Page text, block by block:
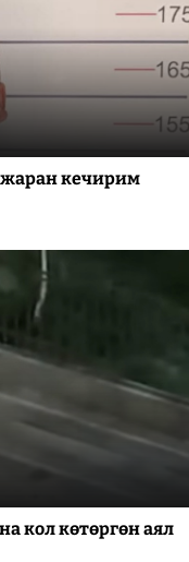
кечирим
кол көтөргөн аял